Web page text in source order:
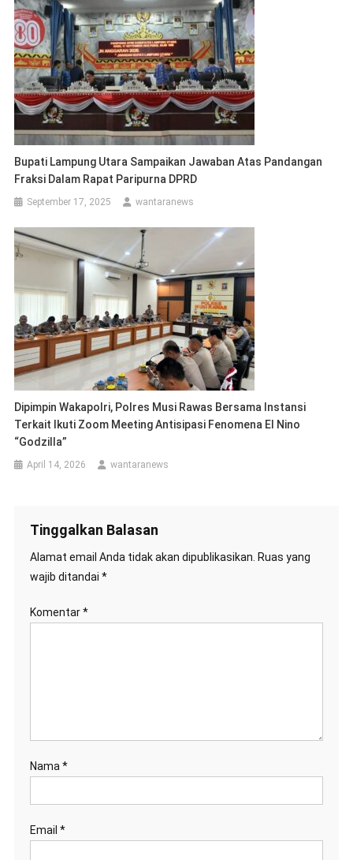
Bupati Lampung Utara Sampaikan Jawaban Atas Pandangan
Fraksi Dalam Rapat Paripurna DPRD
September 17, 2025 wantaranews
Dipimpin Wakapolri, Polres Musi Rawas Bersama Instansi
Terkait Ikuti Zoom Meeting Antisipasi Fenomena El Nino
“Godzilla”
April 14, 2026 wantaranews
Tinggalkan Balasan
Alamat email Anda tidak akan dipublikasikan. Ruas yang
wajib ditandai *
Komentar*
Nama *
Email *